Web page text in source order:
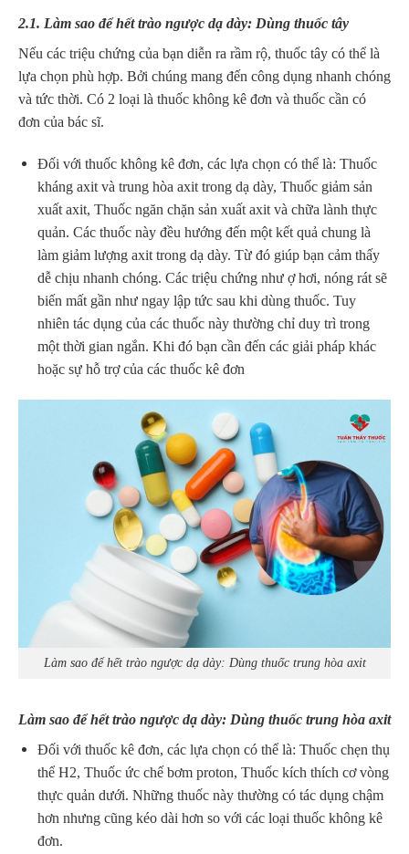
2.1. Làm sao để hết trào ngược dạ dày: Dùng thuốc tây
Nếu các triệu chứng của bạn diễn ra rầm rộ, thuốc tây có thể là
lựa chọn phù hợp. Bởi chúng mang đến công dụng nhanh chóng
và tức thời. Có 2 loại là thuốc không kê đơn và thuốc cần có
đơn của bác sĩ.
Đối với thuốc không kê đơn, các lựa chọn có thể là: Thuốc
kháng axit và trung hòa axit trong dạ dày, Thuốc giảm sản
xuất axit, Thuốc ngăn chặn sản xuất axit và chữa lành thực
quản. Các thuốc này đều hướng đến một kết quả chung là
làm giảm lượng axit trong dạ dày. Từ đó giúp bạn cảm thấy
dễ chịu nhanh chóng. Các triệu chứng như ợ hơi, nóng rát sẽ
biến mất gần như ngay lập tức sau khi dùng thuốc. Tuy
nhiên tác dụng của các thuốc này thường chỉ duy trì trong
một thời gian ngắn. Khi đó bạn cần đến các giải pháp khác
hoặc sự hỗ trợ của các thuốc kê đơn
Làm sao để hết trào ngược dạ dày: Dùng thuốc trung hòa axit
Làm sao để hết trào ngược dạ dày: Dùng thuốc trung hòa axit
Đối với thuốc kê đơn, các lựa chọn có thể là: Thuốc chẹn thụ
thể H2, Thuốc ức chế bơm proton, Thuốc kích thích cơ vòng
thực quản dưới. Những thuốc này thường có tác dụng chậm
hơn nhưng cũng kéo dài hơn so với các loại thuốc không kê
đơn.